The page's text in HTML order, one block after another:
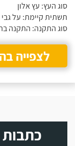
סוג העץ: עץ אלון
תשתית קיימת: על
סוג התקנה: התקנה
לצפייה
כתבות